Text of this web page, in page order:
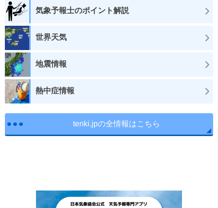
気象予報士のポイント解説
世界天気
地震情報
熱中症情報
tenki.jpの全情報はこちら